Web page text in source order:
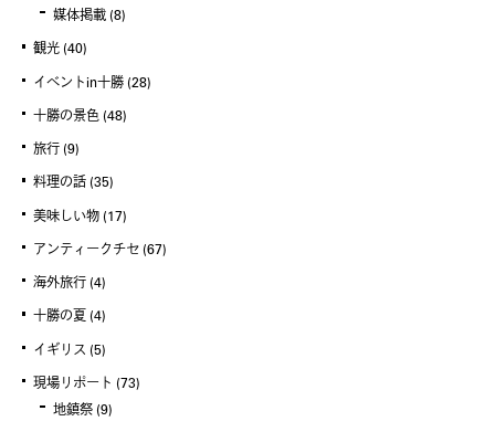
媒体掲載 (8)
観光 (40)
イベントin十勝 (28)
十勝の景色 (48)
旅行 (9)
料理の話 (35)
美味しい物 (17)
アンティークチセ (67)
海外旅行 (4)
十勝の夏 (4)
イギリス (5)
現場リポート (73)
地鎮祭 (9)